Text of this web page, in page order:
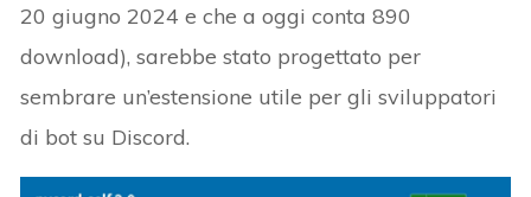
20 giugno 2024 e che a oggi conta 890
download), sarebbe stato progettato per
sembrare un’estensione utile per gli sviluppatori
di bot su Discord.